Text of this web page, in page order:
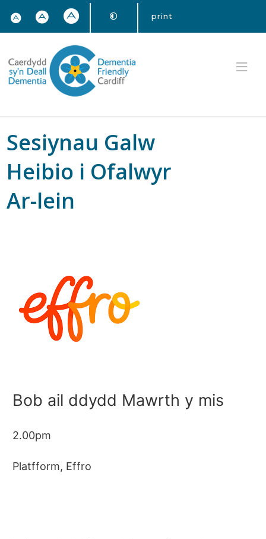
print
Sesiynau Galw
Heibio i Ofalwyr
Ar-lein
Bob ail ddydd Mawrth y mis
2.00pm
Platfform, Effro